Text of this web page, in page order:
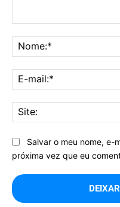
Salvar o meu nome, e-
próxima vez que eu